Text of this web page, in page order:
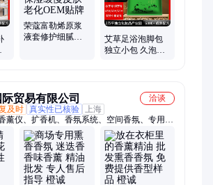
荣蔻富勒烯原浆
液套修护细腻肌
艾草足浴泡脚包
独立小包 久泡不
贸易有限公司
洽谈
及时 真实性已核验
上海
薰仪、扩香机、香氛系统、空间香氛、专用香
氛控制、酒店香氛、香氛送风、植物精油、女
、香氛设备、养生精油、超市香氛、1对1定
锁超市、香薰助眠、香薰套装、无火香薰、机
、加香设备